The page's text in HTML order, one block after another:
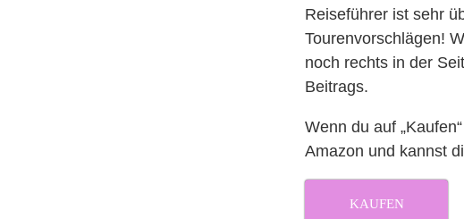
Reiseführer ist sehr
Tourenvorschlägen!
noch rechts in der
Beitrags.
Wenn du auf
Amazon und kannst
KAUFEN